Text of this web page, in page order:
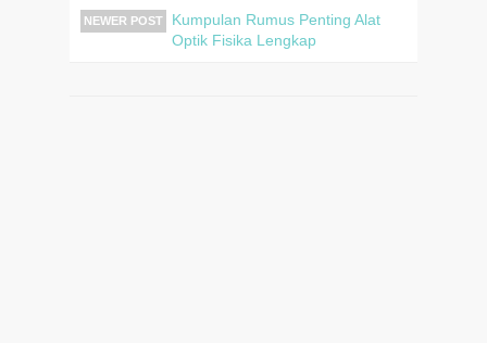
NEWER POST
Kumpulan Rumus Penting Alat
Optik Fisika Lengkap